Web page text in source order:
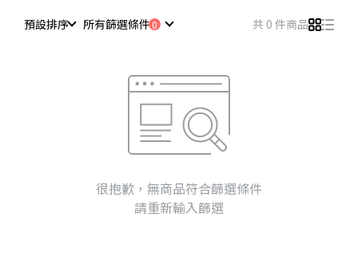
預設排序 所有篩選條件 共 0 件商品
很抱歉，無商品符合篩選條件
請重新輸入篩選